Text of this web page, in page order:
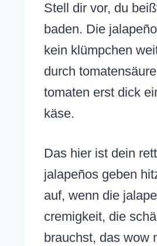
Stell dir vor, du
baden. Die
kein klümpchen
durch
tomaten erst dick
käse.
Das hier ist dein
jalapeños geben
auf, wenn die
cremigkeit, die
brauchst, das wow